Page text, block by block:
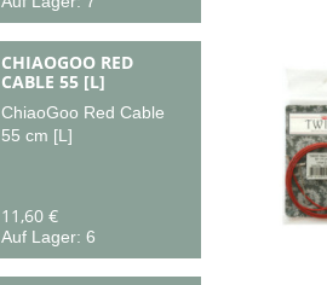
CHIAOGOO RED
CABLE 55 [L]
ChiaoGoo Red Cable
55 cm [L]
11,60 €
Auf Lager: 6